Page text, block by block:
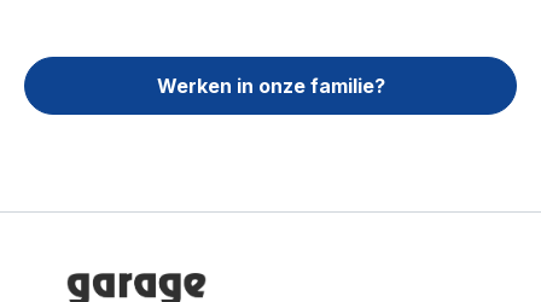
Werken in onze familie?